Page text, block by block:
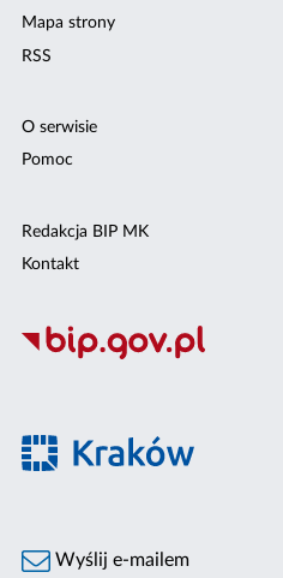
Mapa strony
RSS
O serwisie
Pomoc
Redakcja BIP MK
Kontakt
Wyślij e-mailem